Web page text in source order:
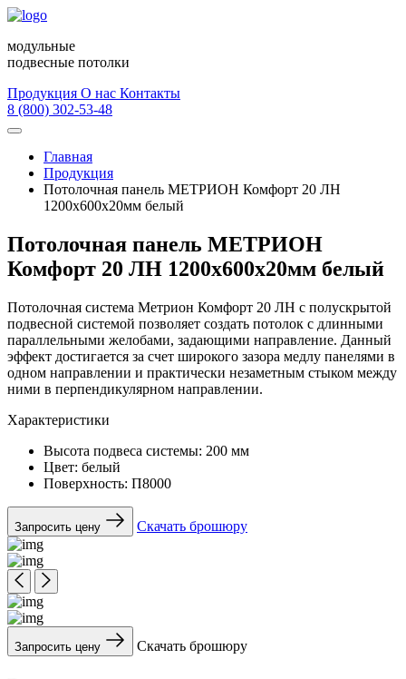
модульные
подвесные потолки
Продукция О нас Контакты
8 (800) 302-53-48
Главная
Продукция
Потолочная панель МЕТРИОН Комфорт 20 ЛН
1200х600х20мм белый
Потолочная панель МЕТРИОН
Комфорт 20 ЛН 1200х600х20мм белый
Потолочная система Метрион Комфорт 20 ЛН с полускрытой
подвесной системой позволяет создать потолок с длинными
параллельными желобами, задающими направление. Данный
эффект достигается за счет широкого зазора медлу панелями в
одном направлении и практически незаметным стыком между
ними в перпендикулярном направлении.
Характеристики
Высота подвеса системы: 200 мм
Цвет: белый
Поверхность: П8000
Запросить цену Скачать брошюру
Запросить цену Скачать брошюру